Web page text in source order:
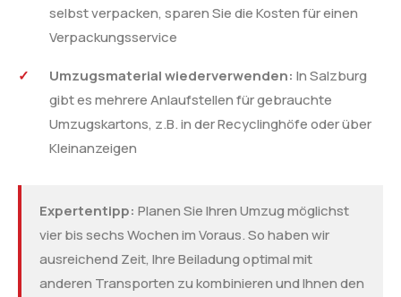
selbst verpacken, sparen Sie die Kosten für einen
Verpackungsservice
Umzugsmaterial wiederverwenden: In Salzburg
gibt es mehrere Anlaufstellen für gebrauchte
Umzugskartons, z.B. in der Recyclinghöfe oder über
Kleinanzeigen
Expertentipp: Planen Sie Ihren Umzug möglichst
vier bis sechs Wochen im Voraus. So haben wir
ausreichend Zeit, Ihre Beiladung optimal mit
anderen Transporten zu kombinieren und Ihnen den